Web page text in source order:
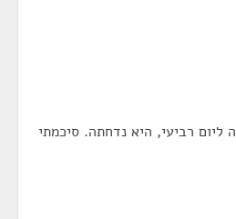
ליום רביעי, היא נדחתה. סיכמתי